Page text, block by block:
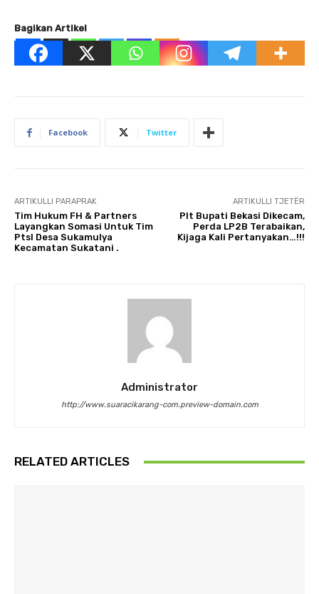
Bagikan Artikel
Facebook Twitter
ARTIKULLI PARAPRAK
Tim Hukum FH & Partners
Layangkan Somasi Untuk Tim
Ptsl Desa Sukamulya
Kecamatan Sukatani .
ARTIKULLI TJETËR
Plt Bupati Bekasi Dikecam,
Perda LP2B Terabaikan,
Kijaga Kali Pertanyakan…!!!
Administrator
http://www.suaracikarang-com.preview-domain.com
RELATED ARTICLES